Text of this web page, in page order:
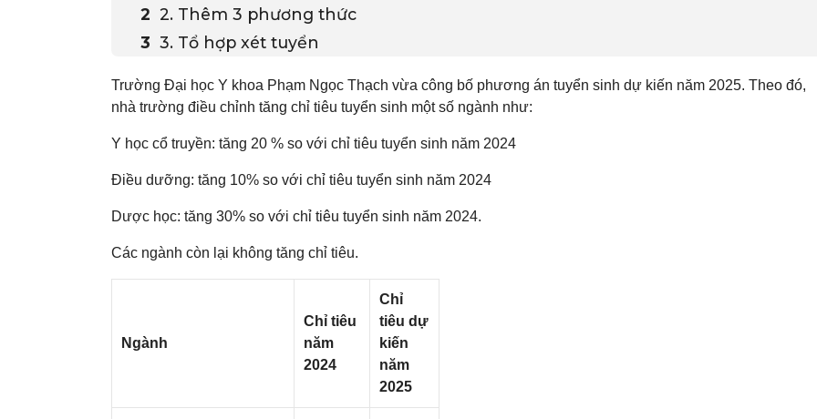
2. Thêm 3 phương thức
3. Tổ hợp xét tuyển
Trường Đại học Y khoa Phạm Ngọc Thạch vừa công bố phương án tuyển sinh dự kiến năm 2025. Theo đó,
nhà trường điều chỉnh tăng chỉ tiêu tuyển sinh một số ngành như:
Y học cổ truyền: tăng 20 % so với chỉ tiêu tuyển sinh năm 2024
Điều dưỡng: tăng 10% so với chỉ tiêu tuyển sinh năm 2024
Dược học: tăng 30% so với chỉ tiêu tuyển sinh năm 2024.
Các ngành còn lại không tăng chỉ tiêu.
Ngành
Chỉ tiêu
năm
2024
Chỉ
tiêu dự
kiến
năm
2025